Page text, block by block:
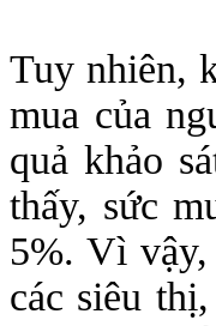
Tuy nhiên,
mua của
quả khảo
thấy, sức
5%. Vì vậy,
các siêu